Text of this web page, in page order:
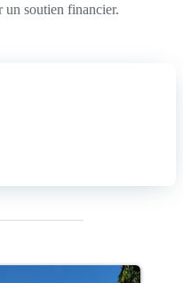
un soutien financier.